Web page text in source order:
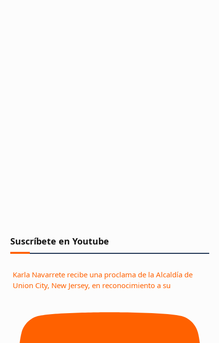
Suscríbete en Youtube
Karla Navarrete recibe una proclama de la Alcaldía de
Union City, New Jersey, en reconocimiento a su